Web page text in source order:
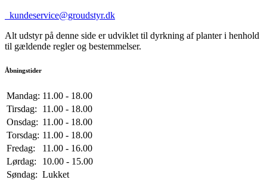
kundeservice@groudstyr.dk
Alt udstyr på denne side er udviklet til dyrkning af planter i henhold
til gældende regler og bestemmelser.
Åbningstider
Mandag: 11.00 - 18.00
Tirsdag:
11.00 - 18.00
Onsdag: 11.00 - 18.00
Torsdag: 11.00 - 18.00
Fredag:
11.00 - 16.00
Lørdag:
10.00 - 15.00
Søndag: Lukket